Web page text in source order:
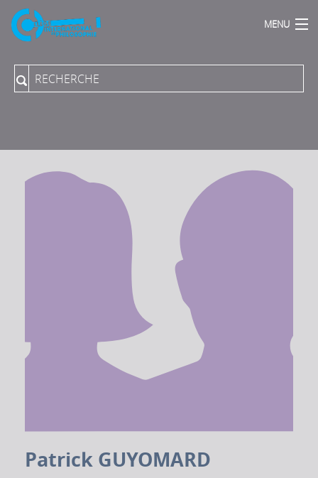
MENU
Qui sommes Nous ?
Collection du Collège aux PUPN
Patrick GUYOMARD